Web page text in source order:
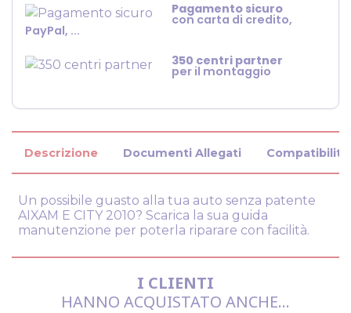
Pagamento sicuro
con carta di credito,
PayPal, ...
350 centri partner
per il montaggio
Descrizione Documenti Allegati Compatibility
Un possibile guasto alla tua auto senza patente
AIXAM E CITY 2010? Scarica la sua guida
manutenzione per poterla riparare con facilità.
I CLIENTI
HANNO ACQUISTATO ANCHE...